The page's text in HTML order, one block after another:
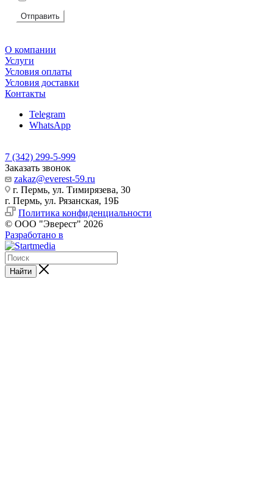
Отправить
О компании
Услуги
Условия оплаты
Условия доставки
Контакты
Telegram
WhatsApp
7 (342) 299-5-999
Заказать звонок
zakaz@everest-59.ru
г. Пермь, ул. Тимирязева, 30
г. Пермь, ул. Рязанская, 19Б
Политика конфиденциальности
© ООО "Эверест" 2026
Разработано в
Найти